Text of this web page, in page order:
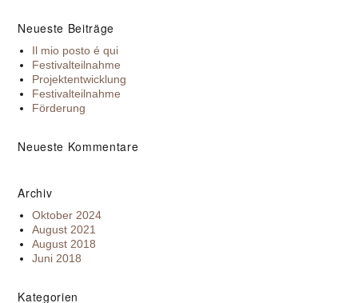
Neueste Beiträge
Il mio posto é qui
Festivalteilnahme
Projektentwicklung
Festivalteilnahme
Förderung
Neueste Kommentare
Archiv
Oktober 2024
August 2021
August 2018
Juni 2018
Kategorien